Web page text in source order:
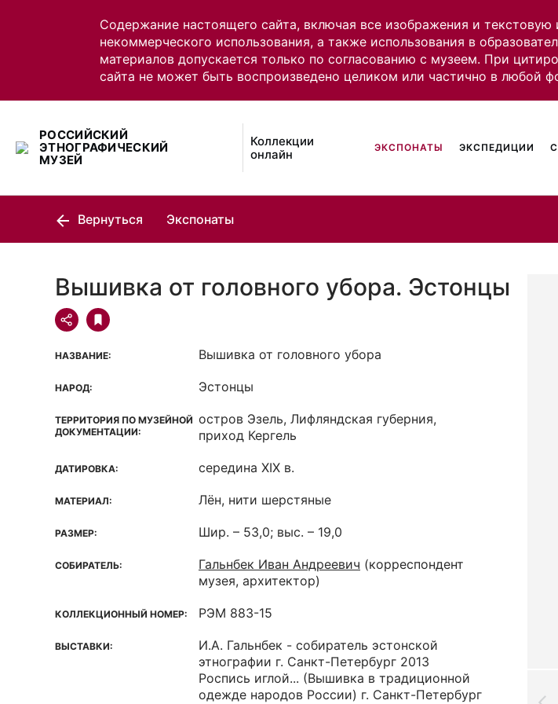
Содержание настоящего сайта, включая все изображения и
некоммерческого использования, а также использования в
материалов допускается только по согласованию с музеем. При
сайта не может быть воспроизведено целиком или частично в любой
РОССИЙСКИЙ
ЭТНОГРАФИЧЕСКИЙ
МУЗЕЙ
Коллекции
онлайн
ЭКСПОНАТЫ ЭКСПЕДИЦИИ
Вернуться Экспонаты
Вышивка от головного убора. Эстонцы
НАЗВАНИЕ: Вышивка от головного убора
НАРОД: Эстонцы
ТЕРРИТОРИЯ ПО МУЗЕЙНОЙ
ДОКУМЕНТАЦИИ:
остров Эзель, Лифляндская губерния,
приход Кергель
ДАТИРОВКА: середина XIX в.
МАТЕРИАЛ: Лён, нити шерстяные
РАЗМЕР: Шир. – 53,0; выс. – 19,0
СОБИРАТЕЛЬ: Гальнбек Иван Андреевич (корреспондент
музея, архитектор)
КОЛЛЕКЦИОННЫЙ НОМЕР: РЭМ 883-15
ВЫСТАВКИ:
И.А. Гальнбек - собиратель эстонской
этнографии г. Санкт-Петербург 2013
Роспись иглой... (Вышивка в традиционной
одежде народов России) г. Санкт-Петербург